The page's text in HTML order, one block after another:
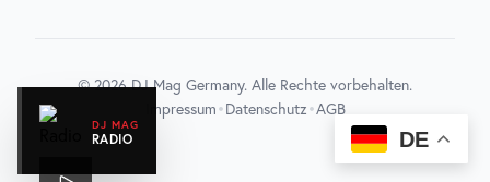
DJ MAG
RADIO DE
©2026DJ Mag Germany. Alle Rechte vorbehalten.
Impressum•Datenschutz•AGB